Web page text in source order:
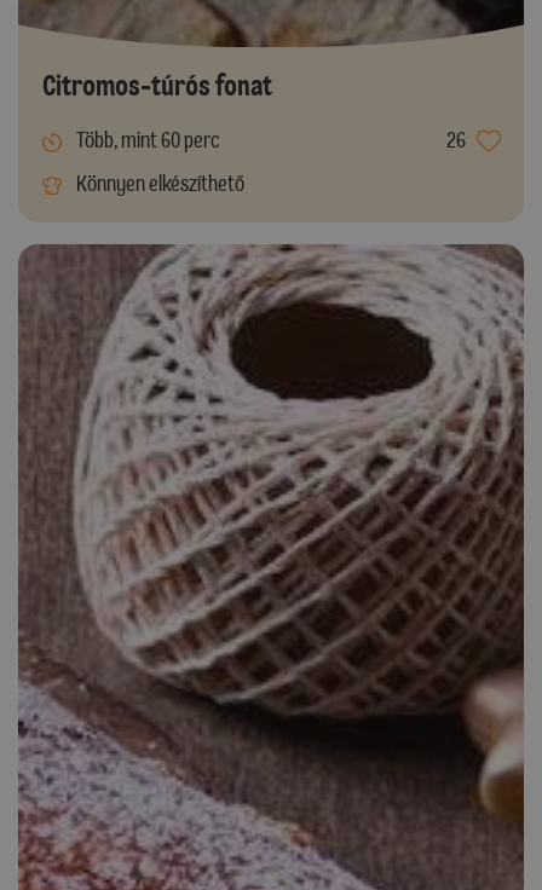
Citromos-túrós fonat
Több, mint 60 perc
26
Könnyen elkészíthető